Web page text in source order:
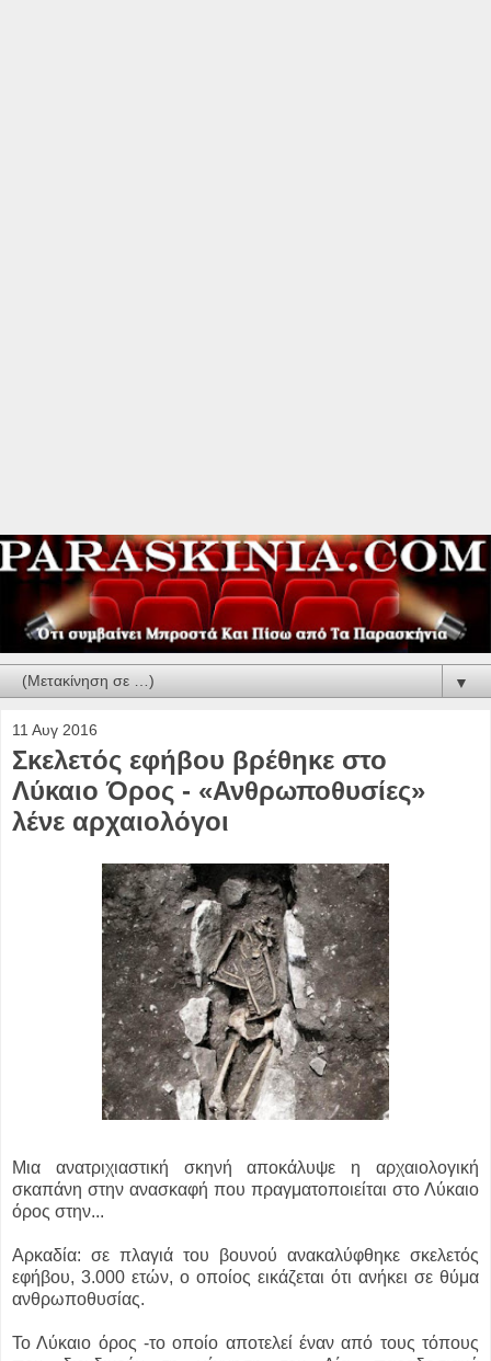
▼
11 Αυγ 2016
Σκελετός εφήβου βρέθηκε στο
Λύκαιο Όρος - «Ανθρωποθυσίες»
λένε αρχαιολόγοι
Μια ανατριχιαστική σκηνή αποκάλυψε η αρχαιολογική
σκαπάνη στην ανασκαφή που πραγματοποιείται στο Λύκαιο
όρος στην...
Αρκαδία: σε πλαγιά του βουνού ανακαλύφθηκε σκελετός
εφήβου, 3.000 ετών, ο οποίος εικάζεται ότι ανήκει σε θύμα
ανθρωποθυσίας.
Το Λύκαιο όρος -το οποίο αποτελεί έναν από τους τόπους